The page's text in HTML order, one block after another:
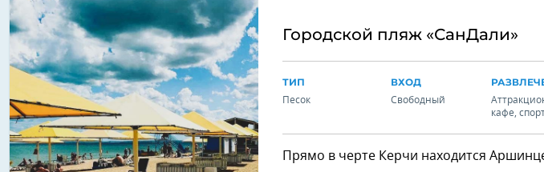
Городской пляж «СанДали»
ТИП
Песок
ВХОД
Свободный
кафе,
Прямо в черте Керчи находится